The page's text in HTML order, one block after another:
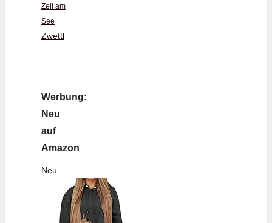
Zell am
See
Zwettl
Werbung:
Neu
auf
Amazon
Neu